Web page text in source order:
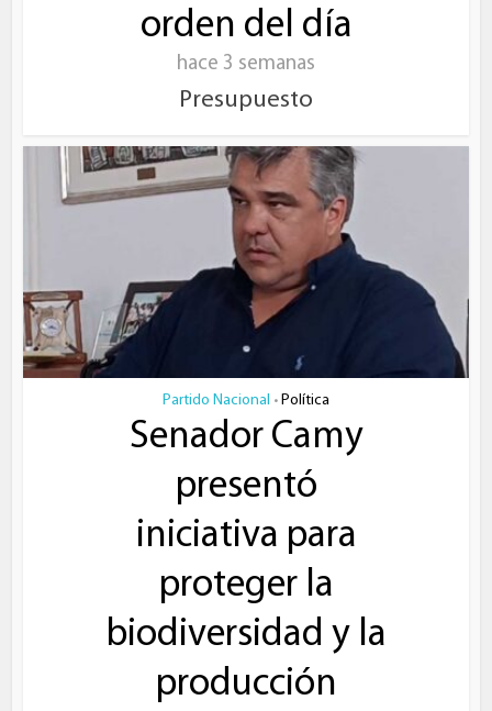
orden del día
hace 3 semanas
Presupuesto
Partido Nacional • Política
Senador Camy
presentó
iniciativa para
proteger la
biodiversidad y la
producción